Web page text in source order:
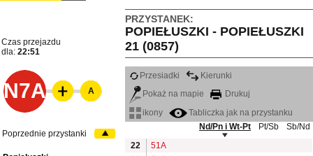
PRZYSTANEK:
POPIEŁUSZKI - POPIEŁUSZKI
21 (0857)
Czas przejazdu
dla: 22:51
N7A
Przesiadki
Kierunki
Pokaż na mapie
Drukuj
ikony
Tabliczka jak na przystanku
Nd/Pn i Wt-Pt
Pt/Sb
Sb/Nd
22
51A
A
Poprzednie przystanki